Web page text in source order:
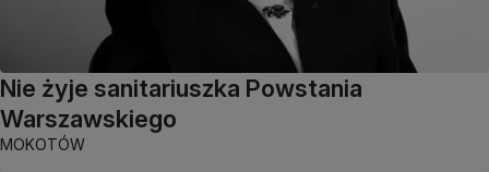
Nie żyje sanitariuszka Powstania
Warszawskiego
MOKOTÓW